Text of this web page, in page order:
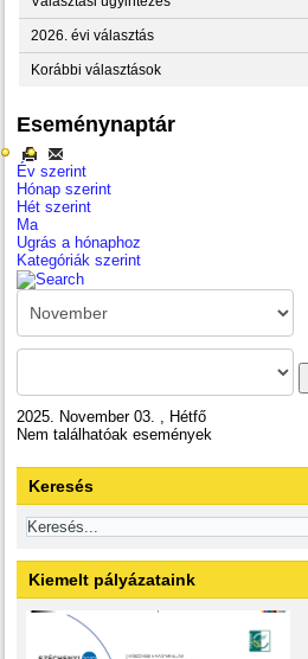
2026. évi választás
Korábbi választások
Eseménynaptár
Év szerint
Hónap szerint
Hét szerint
Ma
Ugrás a hónaphoz
Kategóriák szerint
2025. November 03. , Hétfő
Nem találhatóak események
Keresés
Kiemelt pályázataink